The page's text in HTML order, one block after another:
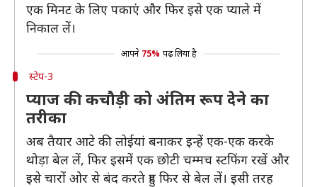
एक मिनट के लिए पकाएं और फिर इसे एक प्याले में
निकाल लें।
आपने 75% पढ़ लिया है
स्टेप-3
प्याज की कचौड़ी को अंतिम रूप देने का
तरीका
अब तैयार आटे की लोईयां बनाकर इन्हें एक-एक करके
थोड़ा बेल लें, फिर इसमें एक छोटी चम्मच स्टफिंग रखें और
इसे चारों ओर से बंद करते हुए फिर से बेल लें। इसी तरह